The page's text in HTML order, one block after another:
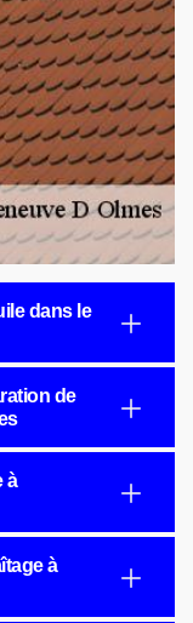
dans le
de
à
à